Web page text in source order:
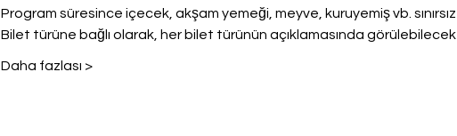
Program süresince içecek, akşam yemeği, meyve, kuruyemiş vb. sınırsız
Bilet türüne bağlı olarak, her bilet türünün açıklamasında
Daha fazlası >